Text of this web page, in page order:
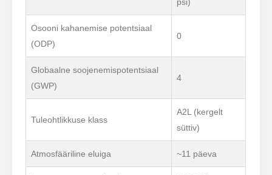
Osooni kahanemise potentsiaal
(ODP)
0
Globaalne soojenemispotentsiaal
(GWP)
4
Tuleohtlikkuse klass
A2L (kergelt
süttiv)
Atmosfääriline eluiga ~11 päeva